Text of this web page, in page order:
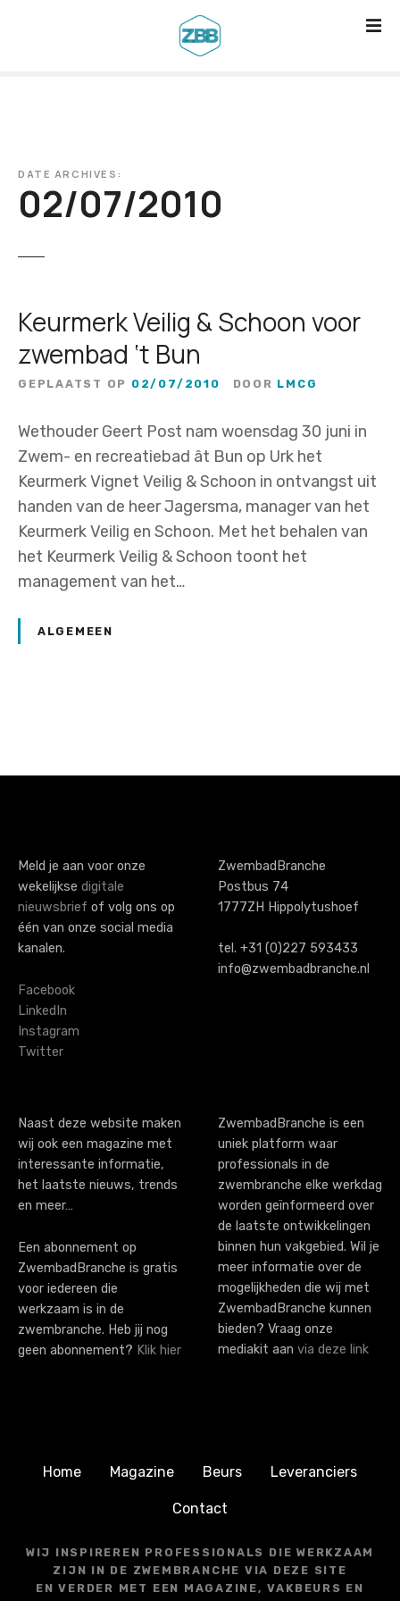
DATE ARCHIVES:
02/07/2010
Keurmerk Veilig & Schoon voor
zwembad ‘t Bun
GEPLAATST OP 02/07/2010 DOOR LMCG
Wethouder Geert Post nam woensdag 30 juni in
Zwem- en recreatiebad ât Bun op Urk het
Keurmerk Vignet Veilig & Schoon in ontvangst uit
handen van de heer Jagersma, manager van het
Keurmerk Veilig en Schoon. Met het behalen van
het Keurmerk Veilig & Schoon toont het
management van het…
ALGEMEEN
o
s
n
a
i
g
a
i
o
n
Meld je aan voor onze
wekelijkse digitale
nieuwsbrief of volg ons op
één van onze social media
kanalen.
Facebook
LinkedIn
Instagram
Twitter
ZwembadBranche
Postbus 74
1777ZH Hippolytushoef
tel. +31 (0)227 593433
info@zwembadbranche.nl
Naast deze website maken
wij ook een magazine met
interessante informatie,
het laatste nieuws, trends
en meer…
Een abonnement op
ZwembadBranche is gratis
voor iedereen die
werkzaam is in de
zwembranche. Heb jij nog
geen abonnement? Klik hier
ZwembadBranche is een
uniek platform waar
professionals in de
zwembranche elke werkdag
worden geïnformeerd over
de laatste ontwikkelingen
binnen hun vakgebied. Wil je
meer informatie over de
mogelijkheden die wij met
ZwembadBranche kunnen
bieden? Vraag onze
mediakit aan via deze link
Home Magazine Beurs Leveranciers
Contact
WIJ INSPIREREN PROFESSIONALS DIE WERKZAAM
ZIJN IN DE ZWEMBRANCHE VIA DEZE SITE
EN VERDER MET EEN MAGAZINE, VAKBEURS EN